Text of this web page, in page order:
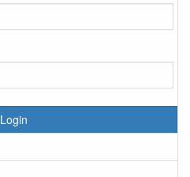
Login